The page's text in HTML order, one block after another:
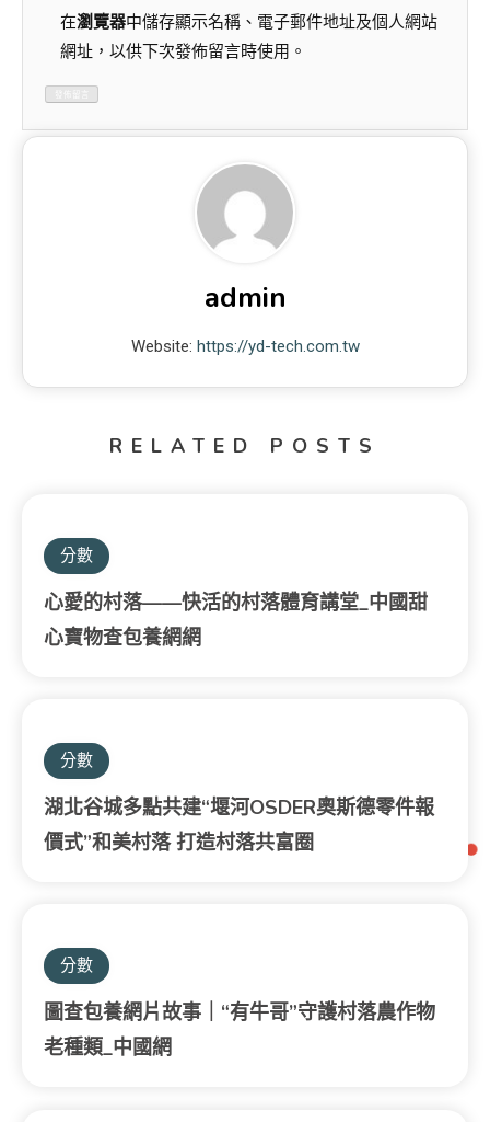
在瀏覽器中儲存顯示名稱、電子郵件地址及個人網站
網址，以供下次發佈留言時使用。
admin
Website: https://yd-tech.com.tw
RELATED POSTS
分數
心愛的村落——快活的村落體育講堂_中國甜
心寶物查包養網網
分數
湖北谷城多點共建“堰河OSDER奧斯德零件報
價式”和美村落 打造村落共富圈
分數
圖查包養網片故事｜“有牛哥”守護村落農作物
老種類_中國網